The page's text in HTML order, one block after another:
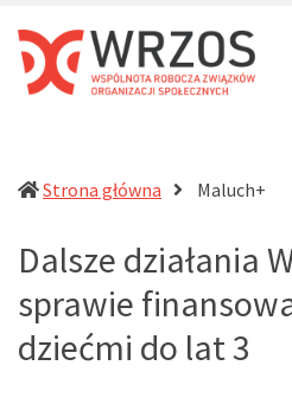
Wspólnota
Robocza
Społecznych
zachowaniu
zasad
tolerancji,
działa
profesjonalizacji
pomocowych
Polsce
Strona główna Maluch+
Dalsze działania
sprawie
dziećmi do lat 3